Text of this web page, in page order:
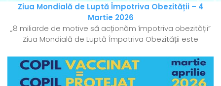
Ziua Mondială de Luptă Împotriva Obezității – 4
Martie 2026
„8 miliarde de motive să acționăm împotriva obezității”
Ziua Mondială de Luptă Împotriva Obezității este